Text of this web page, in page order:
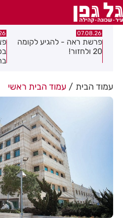
07.08.26
פצוע בהתהפכות רכב
בכניסה לאזור התעשייה
עמוד הבית עמוד הבית ראשי